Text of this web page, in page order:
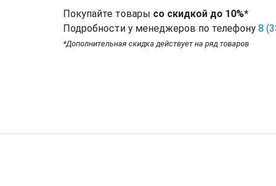
Покупайте товары со скидкой до 10%*
Подробности у менеджеров по телефону 8
*Дополнительная скидка действует на ряд товаров